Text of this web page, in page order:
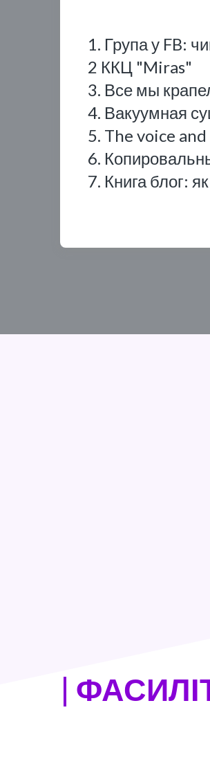
1. Група у FB:
2 ККЦ "Miras"
3. Все мы
4. Вакуумная
5. The voice
6.
7. Книга блог:
|